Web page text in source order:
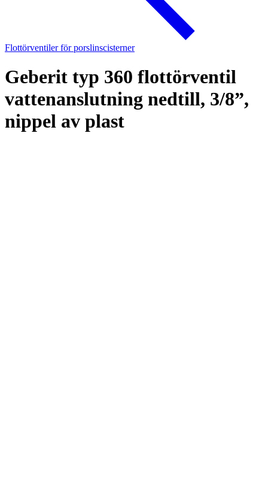
Flottörventiler för porslinscisterner
Geberit typ 360 flottörventil
vattenanslutning nedtill, 3/8”,
nippel av plast